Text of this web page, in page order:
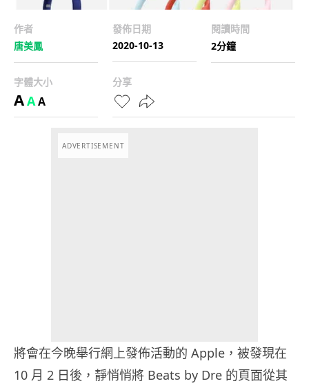
作者
唐美鳳
發佈日期
2020-10-13
閱讀時間
2分鐘
字體大小
AAA
分享
ADVERTISEMENT
將會在今晚舉行網上發佈活動的 Apple，被發現在
10 月 2 日後，靜悄悄將 Beats by Dre 的頁面從其